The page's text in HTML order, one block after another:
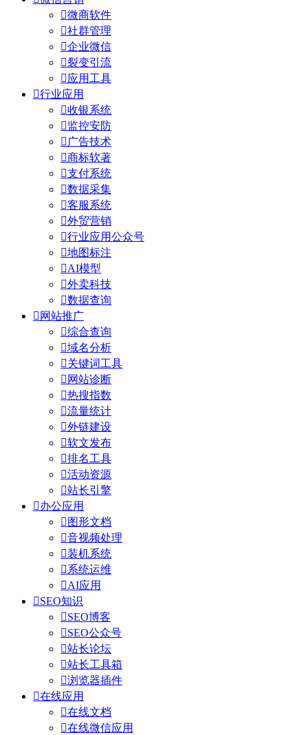
微商软件
社群管理
企业微信
裂变引流
应用工具
行业应用
收银系统
监控安防
 广告技术
商标软著
支付系统
数据采集
客服系统
外贸营销
行业应用公众号
地图标注
AI模型
外卖科技
数据查询
 网站推广
综合查询
域名分析
关键词工具
 网站诊断
热搜指数
流量统计
外链建设
软文发布
排名工具
活动资源
站长引擎
办公应用
 图形文档
音视频处理
装机系统
系统运维
AI应用
SEO知识
SEO博客
SEO公众号
站长论坛
站长工具箱
浏览器插件
在线应用
在线文档
在线微信应用